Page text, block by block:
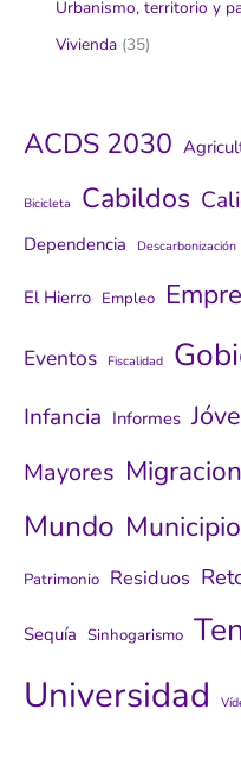
Urbanismo, territorio y
Vivienda (35)
ACDS 2030
Bicicleta Cabildos
Dependencia Descarbonización
El Hierro Empleo
Eventos Fiscalidad
Infancia Informes
Mayores
Mundo
Patrimonio Residuos
Sequía Sinhogarismo
Universidad